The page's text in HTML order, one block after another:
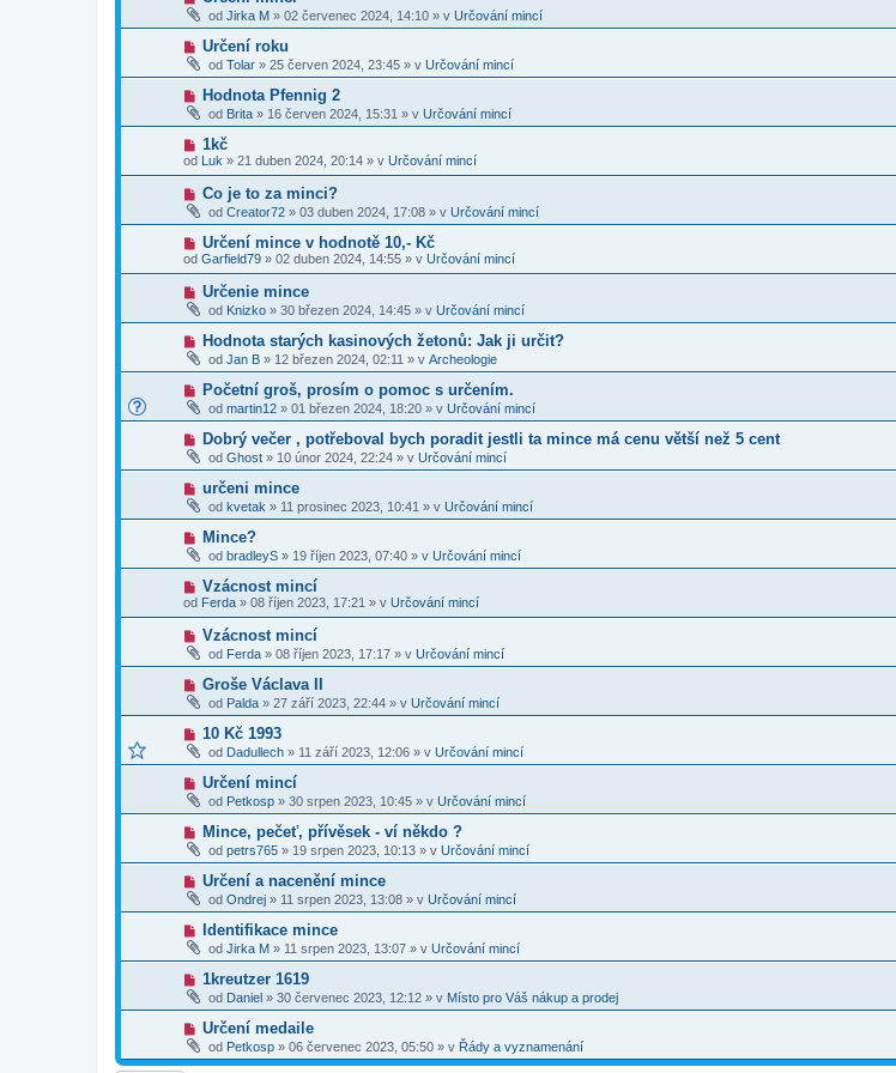
e
k
p
ě
v
e
k
ř
í
s
p
ě
v
e
k
v
ý
p
ř
í
p
ě
v
e
k
od Jirka M » 02 červenec 2024, 14:10 » v Určování mincí
N
v
ý
p
ř
í
s
p
ě
v
e
k
Určení roku
od Tolar » 25 červen 2024, 23:45 » v Určování mincí
N
v
p
ř
í
s
p
ě
v
e
k
Hodnota Pfennig 2
od Brita » 16 červen 2024, 15:31 » v Určování mincí
N
o
v
p
ř
í
s
p
ě
v
e
k
1kč
od Luk » 21 duben 2024, 20:14 » v Určování mincí
N
v
ý
p
ř
í
s
p
ě
v
e
k
Co je to za minci?
od Creator72 » 03 duben 2024, 17:08 » v Určování mincí
N
o
v
ý
p
ř
í
p
ě
v
e
k
Určení mince v hodnotě 10,- Kč
od Garfield79 » 02 duben 2024, 14:55 » v Určování mincí
N
v
ý
p
ř
í
p
ě
v
e
k
Určenie mince
od Knizko » 30 březen 2024, 14:45 » v Určování mincí
N
v
ý
p
ř
í
p
ě
e
k
Hodnota starých kasinových žetonů: Jak ji určit?
od Jan B » 12 březen 2024, 02:11 » v Archeologie
N
v
ý
p
ř
í
s
p
ě
v
e
k
Početní groš, prosím o pomoc s určením.
od martin12 » 01 březen 2024, 18:20 » v Určování mincí
N
v
p
ř
í
p
ě
v
k
Dobrý večer , potřeboval bych poradit jestli ta mince má cenu větší než 5 cent
od Ghost » 10 únor 2024, 22:24 » v Určování mincí
N
v
ý
p
ř
í
s
p
ě
v
k
určeni mince
od kvetak » 11 prosinec 2023, 10:41 » v Určování mincí
N
v
ý
ř
í
s
p
ě
v
e
k
Mince?
od bradleyS » 19 říjen 2023, 07:40 » v Určování mincí
N
o
v
ý
ř
í
s
p
ě
v
e
k
Vzácnost mincí
od Ferda » 08 říjen 2023, 17:21 » v Určování mincí
N
v
p
ř
í
s
p
ě
v
e
k
Vzácnost mincí
od Ferda » 08 říjen 2023, 17:17 » v Určování mincí
N
v
p
ř
í
s
p
ě
v
e
k
Groše Václava II
od Palda » 27 září 2023, 22:44 » v Určování mincí
N
v
ý
p
ř
í
p
ě
v
e
k
10 Kč 1993
od Dadullech » 11 září 2023, 12:06 » v Určování mincí
N
v
ý
p
ř
í
s
p
ě
v
e
k
Určení mincí
od Petkosp » 30 srpen 2023, 10:45 » v Určování mincí
N
v
ý
p
ř
í
p
ě
v
e
k
Mince, pečeť, přívěsek - ví někdo ?
od petrs765 » 19 srpen 2023, 10:13 » v Určování mincí
N
v
ý
p
ř
í
s
p
ě
v
e
k
Určení a nacenění mince
od Ondrej » 11 srpen 2023, 13:08 » v Určování mincí
N
v
p
ř
í
s
p
ě
Identifikace mince
od Jirka M » 11 srpen 2023, 13:07 » v Určování mincí
N
v
ý
p
ř
í
1kreutzer 1619
od Daniel » 30 červenec 2023, 12:12 » v Místo pro Váš nákup a prodej
N
v
ý
Určení medaile
od Petkosp » 06 červenec 2023, 05:50 » v Řády a vyznamenání